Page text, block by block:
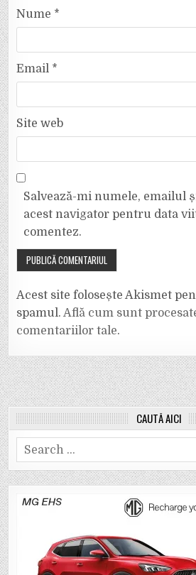
Nume *
Email *
Site web
Salvează-mi numele, emailul
acest navigator pentru data
comentez.
Acest site folosește Akismet
spamul.Află cum sunt
comentariilor tale.
CAUTĂ AICI
Search
for: